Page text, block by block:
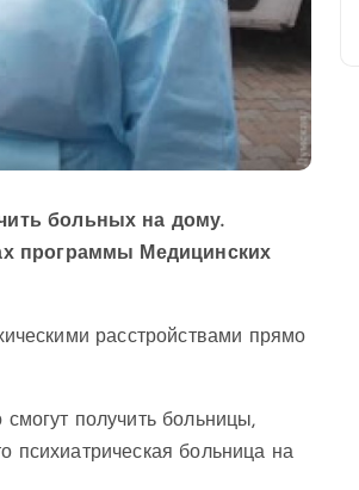
больных на дому.
программы Медицинских
расстройствами прямо
получить больницы,
психиатрическая больница на